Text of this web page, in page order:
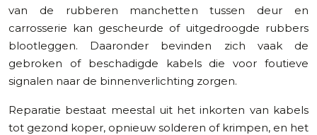
van de rubberen manchetten tussen deur en
carrosserie kan gescheurde of uitgedroogde rubbers
blootleggen. Daaronder bevinden zich vaak de
gebroken of beschadigde kabels die voor foutieve
signalen naar de binnenverlichting zorgen.
Reparatie bestaat meestal uit het inkorten van kabels
tot gezond koper, opnieuw solderen of krimpen, en het